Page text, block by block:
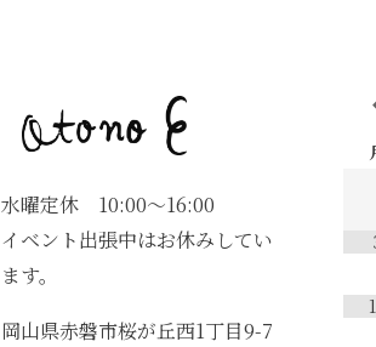
水曜定休 10:00～16:00
イベント出張中はお休みしてい
ます。
岡山県赤磐市桜が丘西1丁目9-7